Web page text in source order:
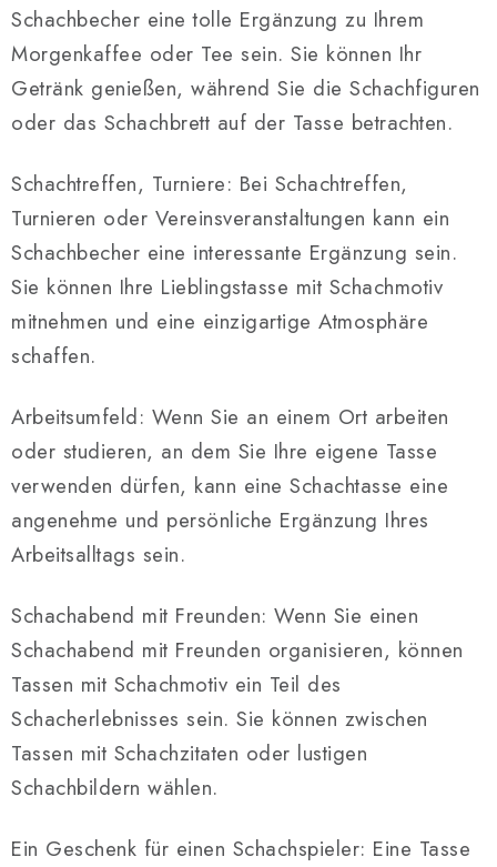
n
t
e
d
r
L
i
s
t
e
Schachbecher eine tolle Ergänzung zu Ihrem
Morgenkaffee oder Tee sein. Sie können Ihr
Getränk genießen, während Sie die Schachfiguren
oder das Schachbrett auf der Tasse betrachten.
Schachtreffen, Turniere: Bei Schachtreffen,
Turnieren oder Vereinsveranstaltungen kann ein
Schachbecher eine interessante Ergänzung sein.
Sie können Ihre Lieblingstasse mit Schachmotiv
mitnehmen und eine einzigartige Atmosphäre
schaffen.
Arbeitsumfeld: Wenn Sie an einem Ort arbeiten
oder studieren, an dem Sie Ihre eigene Tasse
verwenden dürfen, kann eine Schachtasse eine
angenehme und persönliche Ergänzung Ihres
Arbeitsalltags sein.
Schachabend mit Freunden: Wenn Sie einen
Schachabend mit Freunden organisieren, können
Tassen mit Schachmotiv ein Teil des
Schacherlebnisses sein. Sie können zwischen
Tassen mit Schachzitaten oder lustigen
Schachbildern wählen.
Ein Geschenk für einen Schachspieler: Eine Tasse